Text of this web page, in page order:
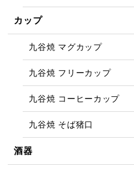
カップ
九谷焼 マグカップ
九谷焼 フリーカップ
九谷焼 コーヒーカップ
九谷焼 そば猪口
酒器